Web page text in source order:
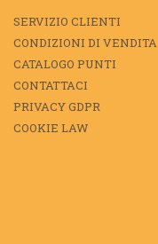
SERVIZIO CLIENTI
CONDIZIONI DI VENDITA
CATALOGO PUNTI
CONTATTACI
PRIVACY GDPR
COOKIE LAW